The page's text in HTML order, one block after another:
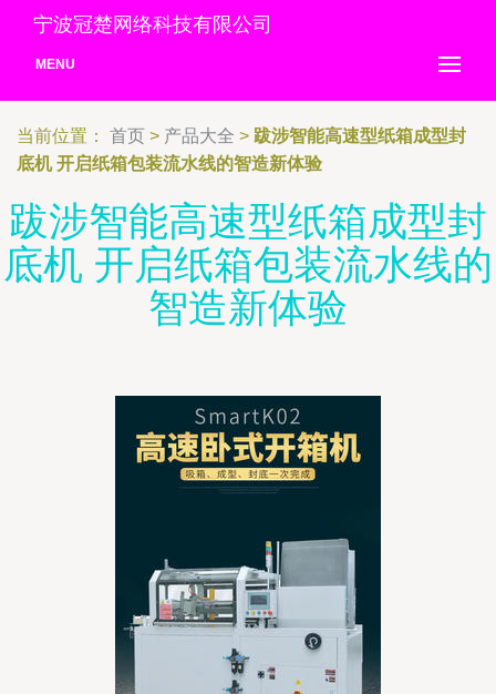
宁波冠楚网络科技有限公司
MENU
当前位置： 首页 > 产品大全 > 跋涉智能高速型纸箱成型封
底机 开启纸箱包装流水线的智造新体验
跋涉智能高速型纸箱成型封
底机 开启纸箱包装流水线的
智造新体验